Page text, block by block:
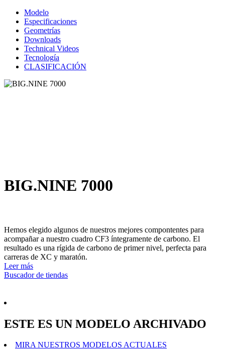
Modelo
Especificaciones
Geometrías
Downloads
Technical Videos
Tecnología
CLASIFICACIÓN
BIG.NINE 7000
Hemos elegido algunos de nuestros mejores compontentes para
acompañar a nuestro cuadro CF3 íntegramente de carbono. El
resultado es una rígida de carbono de primer nivel, perfecta para
carreras de XC y maratón.
Leer más
Buscador de tiendas
ESTE ES UN MODELO ARCHIVADO
MIRA NUESTROS MODELOS ACTUALES